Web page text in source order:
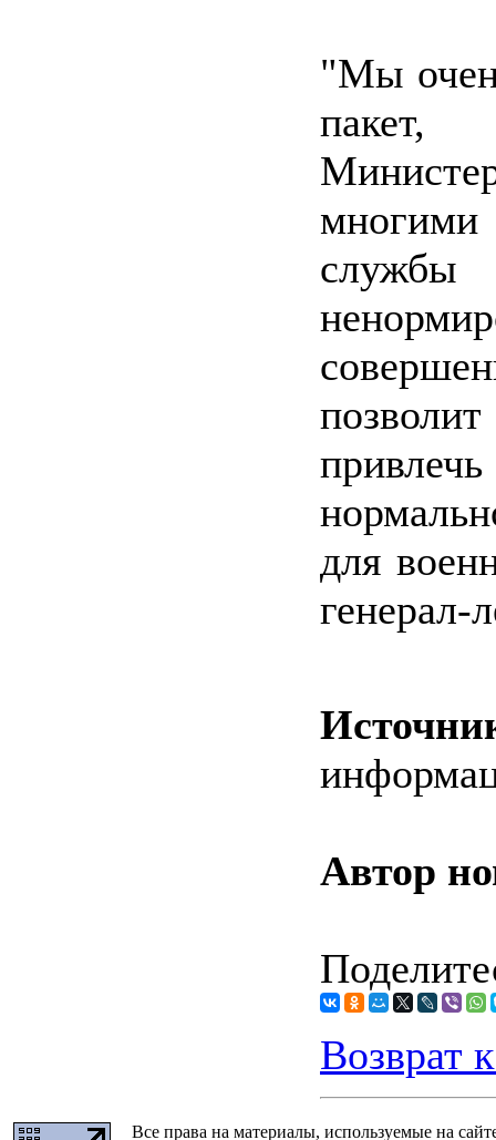
"Мы
для
Автор
Возврат
Все права на материалы, используемые на